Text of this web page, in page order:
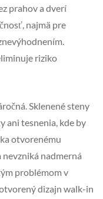
prahov a dverí
najmä pre
riziko
Sklenené steny
ani tesnenia, kde by
otvorenému
nadmerná
problémom v
dizajn walk-in